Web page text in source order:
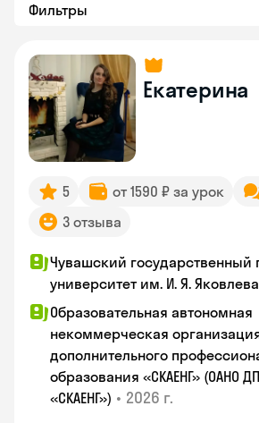
Фильтры
Екатерина
5 от 1590 ₽ за урок
3 отзыва
Чувашский государственный
университет им. И. Я. Яковлева
Образовательная автономная
некоммерческая
дополнительного
образования «СКАЕНГ» (ОАНО
«СКАЕНГ») • 2026 г.